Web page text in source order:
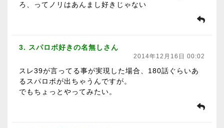
ろ、ってノリはあんまし好きじゃない
3. スパロボ好きの名無しさん
2014年12月16日 00:02
スレ39が言ってる事が実現した場合、180話ぐらいあ
るスパロボが出ちゃうんですが。
でもちょっとやってみたい。